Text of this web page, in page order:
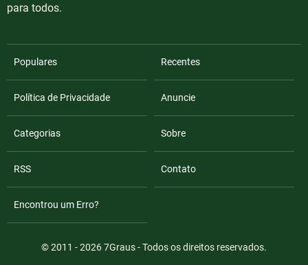
para todos.
Populares Recentes
Política de Privacidade Anuncie
Categorias Sobre
RSS Contato
Encontrou um Erro?
© 2011 - 20267Graus- Todos os direitos reservados.